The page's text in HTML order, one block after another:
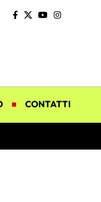
CONTATTI